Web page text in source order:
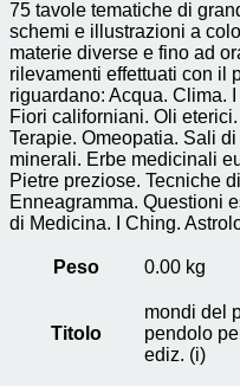
75 tavole tematiche di
schemi e illustrazioni a
materie diverse e fino ad
rilevamenti effettuati con il
riguardano: Acqua. Clima.
Fiori californiani. Oli
Terapie. Omeopatia. Sali
minerali. Erbe medicinali
Pietre preziose. Tecniche
Enneagramma. Questioni
di Medicina. I Ching.
Peso 0.00 kg
Titolo
mondi del
pendolo
ediz. (i)